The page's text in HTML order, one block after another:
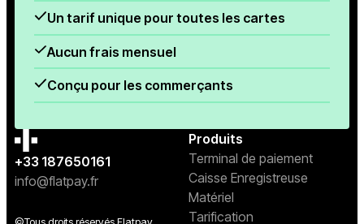
Un tarif unique pour toutes les cartes
Aucun frais mensuel
Conçu pour les commerçants
+33 187650161
info@flatpay.fr
Produits
Terminal de paiement
Caisse Enregistreuse
Matériel
Tarification